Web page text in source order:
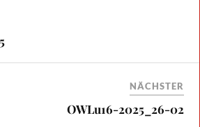
NÄCHSTER
OWLu16-2025_26-02